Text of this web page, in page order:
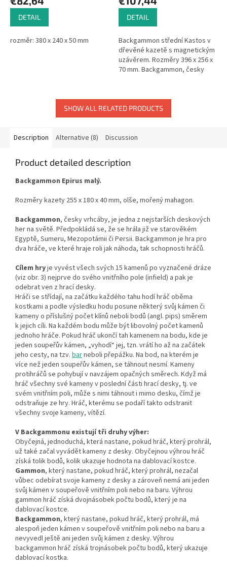
DETAIL
rozměr: 380 x 240 x 50 mm
DETAIL
Backgammon střední Kastos v
dřevěné kazetě s magnetickým
uzávěrem. Rozměry 396 x 256 x
70 mm. Backgammon, česky
SHOW ALL RELATED PRODUCTS
Description Alternative (8) Discussion
Product detailed description
Backgammon Epirus malý.
Rozměry kazety 255 x 180 x 40 mm, olše, mořený mahagon.
Backgammon, česky vrhcáby, je jedna z nejstarších deskových
her na světě. Předpokládá se, že se hrála již ve starověkém
Egyptě, Sumeru, Mezopotámii či Persii. Backgammon je hra pro
dva hráče, ve které hraje roli jak náhoda, tak schopnosti hráčů.
Cílem hryje vyvést všech svých 15 kamenů po vyznačené dráze
(viz obr. 3) nejprve do svého vnitřního pole (infield) a pak je
odebrat ven z hrací desky.
Hráči se střídají, na začátku každého tahu hodí hráč oběma
kostkami a podle výsledku hodu posune některý svůj kámen či
kameny o příslušný počet klínů neboli bodů (angl. pips) směrem
k jejich cíli. Na každém bodu může být libovolný počet kamenů
jednoho hráče. Pokud hráč ukončí tah kamenem na bodu, kde je
jeden soupeřův kámen, „vyhodí“ jej, tzn. vrátí ho až na začátek
jeho cesty, na tzv. barneboli přepážku. Na bod, na kterém je
více než jeden soupeřův kámen, se táhnout nesmí. Kameny
protihráčů se pohybují v navzájem opačných směrech. Když má
hráč všechny své kameny v poslední části hrací desky, tj. ve
svém vnitřním poli, může s nimi táhnout i mimo desku, čímž je
odstraňuje ze hry. Hráč, kterému se podaří takto odstranit
všechny svoje kameny, vítězí.
V Backgammonu existují tři druhy výher:
Obyčejná, jednoduchá, která nastane, pokud hráč, který prohrál,
už také začal vyvádět kameny z desky. Obyčejnou výhrou hráč
získá tolik bodů, kolik ukazuje hodnota na dablovací kostce.
Gammon, který nastane, pokud hráč, který prohrál, nezačal
vůbec odebírat svoje kameny z desky a zároveň nemá ani jeden
svůj kámen v soupeřově vnitřním poli nebo na baru. Výhrou
gammon hráč získá dvojnásobek počtu bodů, který je na
dablovací kostce.
Backgammon, který nastane, pokud hráč, který prohrál, má
alespoň jeden kámen v soupeřově vnitřním poli nebo na baru a
nevyvedl ještě ani jeden svůj kámen z desky. Výhrou
backgammon hráč získá trojnásobek počtu bodů, který ukazuje
dablovací kostka.